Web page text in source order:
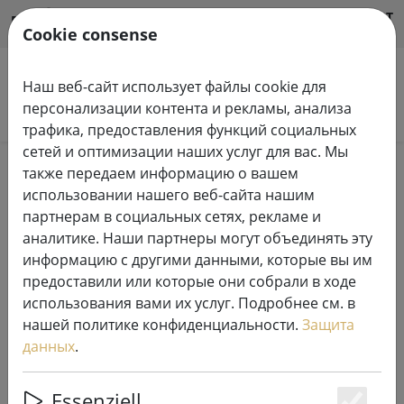
RU HILFE & SUPPORT
Поиск продуктов
Home
Системы сказочных огней
светодиодные цепи освещения системы Tech-Line
230 В
Профессиональная система
светодиодных гирлянд Sirius
230V Tech-Line
Cookie consense
Наш веб-сайт использует файлы cookie для
персонализации контента и рекламы, анализа
трафика, предоставления функций социальных
сетей и оптимизации наших услуг для вас. Мы
также передаем информацию о вашем
использовании нашего веб-сайта нашим
партнерам в социальных сетях, рекламе и
аналитике. Наши партнеры могут объединять эту
информацию с другими данными, которые вы им
предоставили или которые они собрали в ходе
использования вами их услуг. Подробнее см. в
нашей политике конфиденциальности. Защита
данных.